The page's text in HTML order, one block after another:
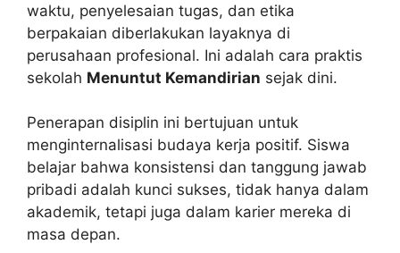
waktu, penyelesaian tugas, dan etika
berpakaian diberlakukan layaknya di
perusahaan profesional. Ini adalah cara praktis
sekolah Menuntut Kemandirian sejak dini.
Penerapan disiplin ini bertujuan untuk
menginternalisasi budaya kerja positif. Siswa
belajar bahwa konsistensi dan tanggung jawab
pribadi adalah kunci sukses, tidak hanya dalam
akademik, tetapi juga dalam karier mereka di
masa depan.